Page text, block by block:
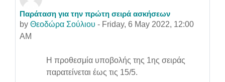
Παράταση για την πρώτη σειρά ασκήσεων
by Θεοδώρα Σούλιου - Friday, 6 May 2022, 12:00
AM
Number of replies: 0
Η προθεσμία υποβολής της 1ης σειράς
παρατείνεται έως τις 15/5.